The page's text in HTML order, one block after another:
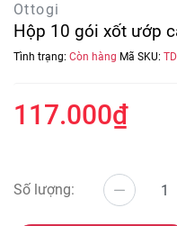
Ottogi
Hộp 10 gói xốt ướp
Tình trạng: Còn hàng Mã SKU:
117.000₫
Số lượng: